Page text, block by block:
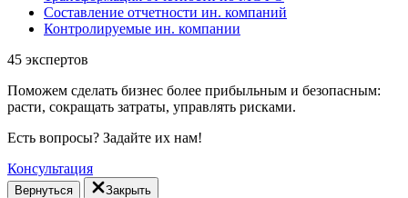
Составление отчетности ин. компаний
Контролируемые ин. компании
45 экспертов
Поможем сделать бизнес более прибыльным и безопасным:
расти, cокращать затраты, управлять рисками.
Есть вопросы? Задайте их нам!
Консультация
Вернуться
Закрыть